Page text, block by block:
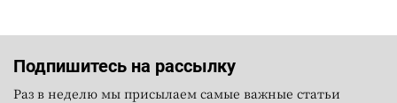
Подпишитесь на рассылку
Раз в неделю мы присылаем самые важные статьи